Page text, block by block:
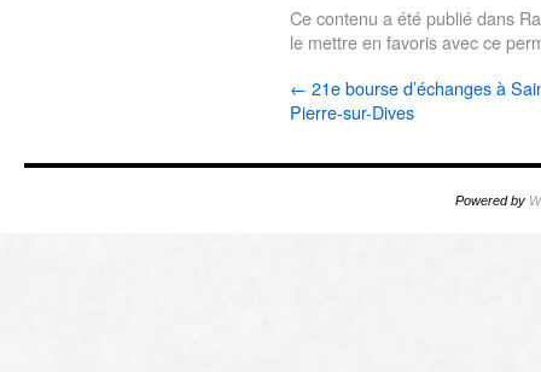
Ce contenu a été publié dans
le mettre en favoris avecce
← 21e bourse d’échanges à
Pierre-sur-Dives
Powered by